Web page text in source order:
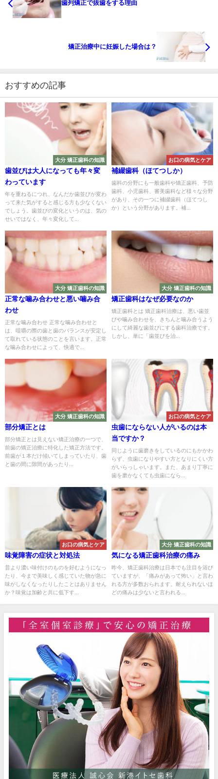
歯列矯正で抜歯をする理由
矯正治療中に妊娠した場合は？
おすすめの記事
大分 矯正歯科の知識
歯並びは大人になっても年々変
わっています
年を重ねるにつれ、なんだか歯並びが変わ
って来た気がすると感じる方も少なくない
でしょう。歯並びの変化というのは、気の
せいではなく、年々変化して...
お口の病気とケア
補綴歯科（ほてつしか）
歯科の分野にも一般歯科や矯正歯科、予防
歯科、小児歯科、審美歯科など様々な分野
があり、その一つに補綴歯科（ほてつし
か）という分野があります。補...
大分 矯正歯科の知識
正常な噛み合わせと悪い噛み合
わせ
正常な噛み合わせ 正常な噛み合わせと
は、咀嚼の際の歯と歯のバランスが安定し
て取れている状態のことを言います。正常
な噛み合わせによって、快適で...
大分 矯正歯科の知識
矯正歯科はなぜ必要なのか
矯正歯科とは 矯正歯科治療は、悪い歯並
びや噛み合わせを、きちんと噛み合うよう
にして綺麗な歯並びにする歯科治療です。
しかし、単に「歯並びを治...
大分 矯正歯科の知識
部分矯正とは
部分矯正とは見えない矯正治療の一つで、
前歯の矯正治療に特化した矯正方法です。
前歯が１本だけ傾いてしまっていたり、歯
と歯の間に隙間があったり...
お口の病気とケア
虫歯にならない人がいるのは本
当ですか？
同じように歯磨きをしているのにもかかわ
らず、虫歯になりやすい方となりにくい方
がいらっしゃいます。また、あまり丁寧に
歯を磨かなくても虫歯になら...
お口の病気とケア
味覚障害の症状と対処法
昔より濃い味付けのものを好むようになっ
たり、今まで美味しく感じていた物が急に
味がしなくなったりしたことはありません
か？味覚は加齢と共に低下す...
大分 矯正歯科の知識
気になる矯正歯科治療の痛み
昨今、矯正歯科治療は日本でも注目を浴び
ていますが、「痛みがあって怖い」と言わ
れる方が多数おられます。耐えられないほ
どの痛みは少ないと言われる...